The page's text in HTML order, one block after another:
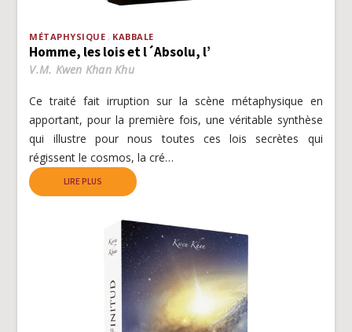
MÉTAPHYSIQUE KABBALE
Homme, les lois et l´Absolu, l’
V.M. Kwen Khan Khu
Ce traité fait irruption sur la scène métaphysique en
apportant, pour la première fois, une véritable synthèse
qui illustre pour nous toutes ces lois secrètes qui
régissent le cosmos, la cré…
LIRE PLUS